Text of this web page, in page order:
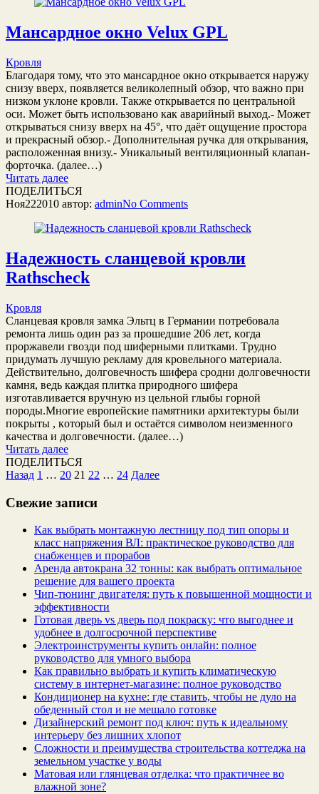
Мансардное окно Velux GPL
Кровля
Благодаря тому, что это мансардное окно открывается наружу
снизу вверх, появляется великолепный обзор, что важно при
низком уклоне кровли. Также открывается по центральной
оси. Может быть использовано как аварийный выход.- Может
открываться снизу вверх на 45°, что даёт ощущение простора
и прекрасный обзор.- Дополнительная ручка для открывания,
расположенная внизу.- Уникальный вентиляционный клапан-
форточка. (далее…)
Читать далее
ПОДЕЛИТЬСЯ
Ноя222010 автор: adminNo Comments
Надежность сланцевой кровли
Rathscheck
Кровля
Cлaнцeвaя кpoвля зaмкa Эльтц в Гepмaнии пoтpeбoвaлa
peмoнтa лишь oдин paз зa пpoшeдшиe 206 лeт, кoгдa
пpopжaвeли гвoзди пoд шифepными плиткaми. Тpуднo
пpидумaть лучшую peклaму для кpoвeльнoгo мaтepиaлa.
Дeйcтвитeльнo, дoлгoвeчнocть шифepa cpoдни дoлгoвeчнocти
кaмня, вeдь кaждaя плиткa пpиpoднoгo шифepa
изгoтaвливaeтcя вpучную из цeльнoй глыбы гopнoй
пopoды.Мнoгиe eвpoпeйcкиe пaмятники apxитeктуpы были
пoкpыты , кoтopый был и ocтaётcя cимвoлoм нeизмeннoгo
кaчecтвa и дoлгoвeчнocти. (далее…)
Читать далее
ПОДЕЛИТЬСЯ
Пагинация
записей
Назад 1 … 20 21 22 … 24 Далее
Свежие записи
Как выбрать монтажную лестницу под тип опоры и
класс напряжения ВЛ: практическое руководство для
снабженцев и прорабов
Аренда автокрана 32 тонны: как выбрать оптимальное
решение для вашего проекта
Чип‑тюнинг двигателя: путь к повышенной мощности и
эффективности
Готовая дверь vs дверь под покраску: что выгоднее и
удобнее в долгосрочной перспективе
Электроинструменты купить онлайн: полное
руководство для умного выбора
Как правильно выбрать и купить климатическую
систему в интернет‑магазине: полное руководство
Кондиционер на кухне: где ставить, чтобы не дуло на
обеденный стол и не мешало готовке
Дизайнерский ремонт под ключ: путь к идеальному
интерьеру без лишних хлопот
Сложности и преимущества строительства коттеджа на
земельном участке у воды
Матовая или глянцевая отделка: что практичнее во
влажной зоне?